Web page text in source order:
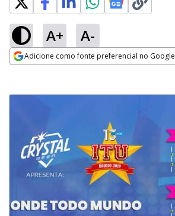
A+ A-
Adicione como fonte preferencial no Google